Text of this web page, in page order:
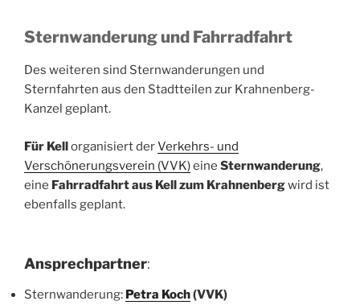
Sternwanderung und Fahrradfahrt
Des weiteren sind Sternwanderungen und
Sternfahrten aus den Stadtteilen zur Krahnenberg-
Kanzel geplant.
Für Kellorganisiert derVerkehrs- und
Verschönerungsverein (VVK)eine Sternwanderung,
eine Fahrradfahrt aus Kell zum Krahnenbergwird ist
ebenfalls geplant.
Ansprechpartner:
Sternwanderung: Petra Koch(VVK)